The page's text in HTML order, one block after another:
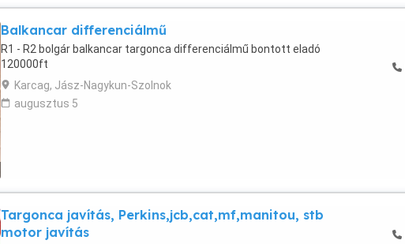
Balkancar differenciálmű
R1 - R2 bolgár balkancar targonca differenciálmű bontott eladó
120000ft
Karcag, Jász-Nagykun-Szolnok
augusztus 5
Targonca javítás, Perkins,jcb,cat,mf,manitou, stb
motor javítás